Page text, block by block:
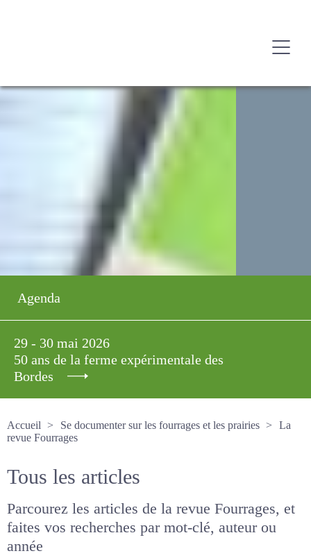
Agenda
29 - 30 mai 2026
50 ans de la ferme expérimentale des
Bordes
Accueil
Se documenter sur les fourrages et les prairies
La revue Fourrages
Tous les articles
Parcourez les articles de la revue Fourrages, et
faites vos recherches par mot-clé, auteur ou
année